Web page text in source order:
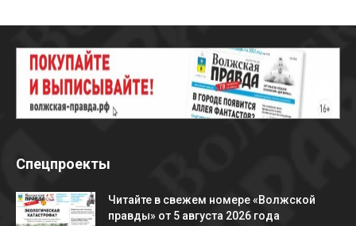
Спецпроекты
Читайте в свежем номере «Волжской
правды» от 5 августа 2026 года